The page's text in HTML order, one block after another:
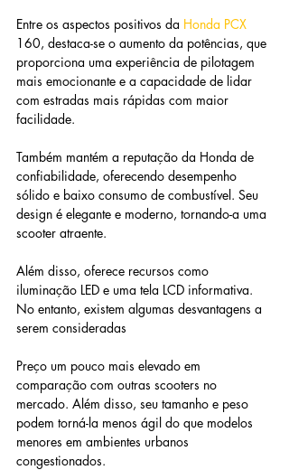
Entre os aspectos positivos da Honda PCX
160, destaca-se o aumento da potências, que
proporciona uma experiência de pilotagem
mais emocionante e a capacidade de lidar
com estradas mais rápidas com maior
facilidade.
Também mantém a reputação da Honda de
confiabilidade, oferecendo desempenho
sólido e baixo consumo de combustível. Seu
design é elegante e moderno, tornando-a uma
scooter atraente.
Além disso, oferece recursos como
iluminação LED e uma tela LCD informativa.
No entanto, existem algumas desvantagens a
serem consideradas
Preço um pouco mais elevado em
comparação com outras scooters no
mercado. Além disso, seu tamanho e peso
podem torná-la menos ágil do que modelos
menores em ambientes urbanos
congestionados.